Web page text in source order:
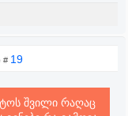
# 19
შვილი რაღაც